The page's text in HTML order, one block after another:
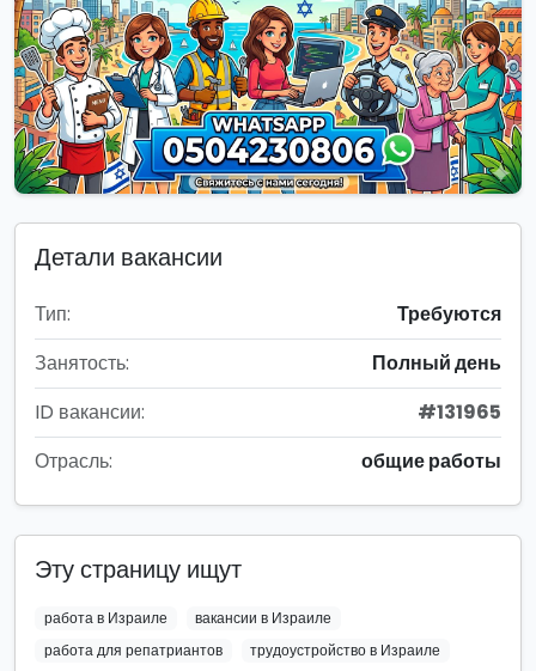
Детали вакансии
Тип:
Требуются
Занятость:
Полный день
ID вакансии:
#131965
Отрасль:
общие работы
Эту страницу ищут
работа в Израиле
вакансии в Израиле
работа для репатриантов
трудоустройство в Израиле